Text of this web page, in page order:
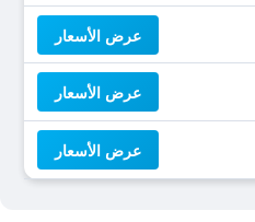
عرض الأسعار
عرض الأسعار
عرض الأسعار